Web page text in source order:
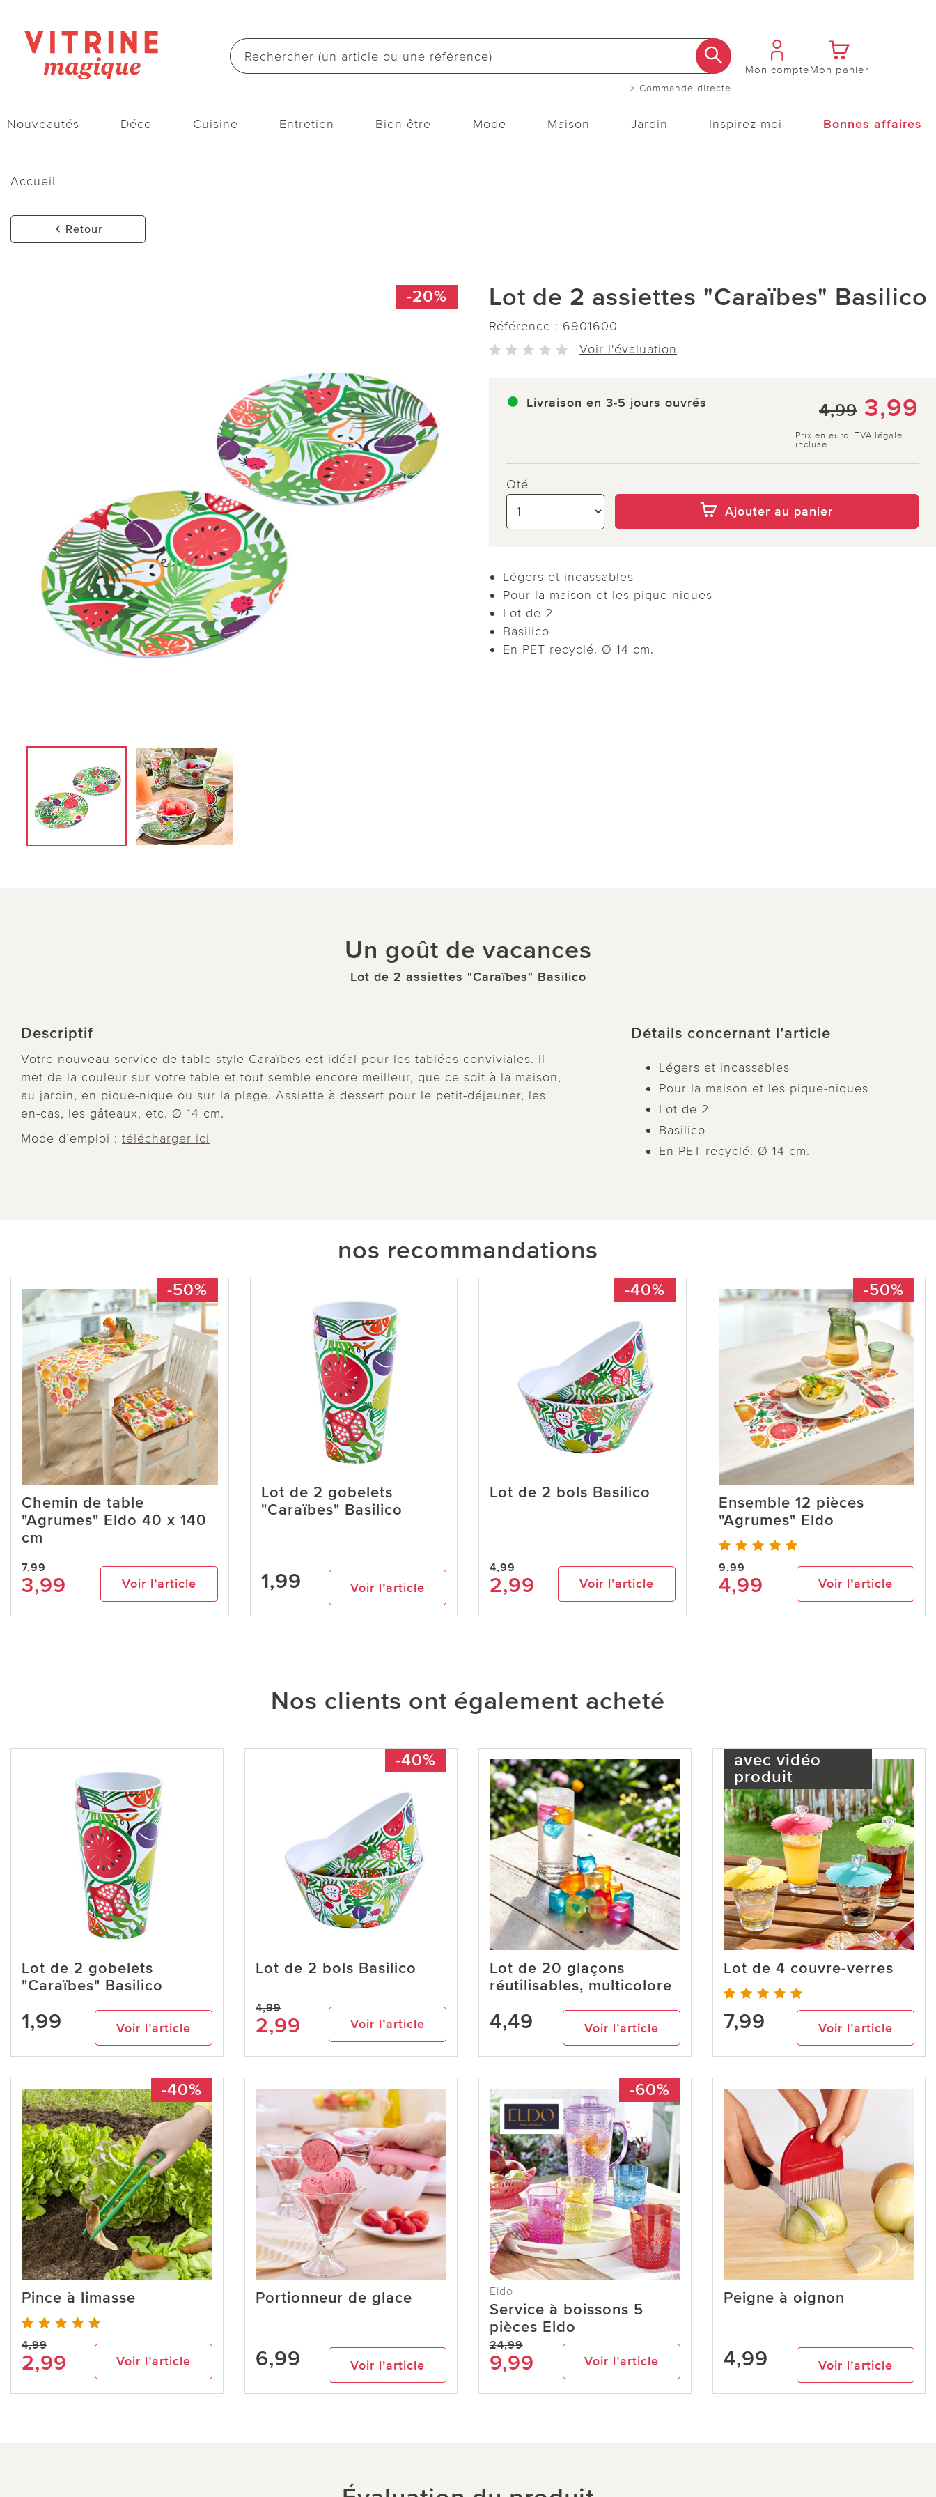
> Commande directe
Mon compteMon panier
Nouveautés Déco Cuisine Entretien Bien-être Mode Maison Jardin Inspirez-moi Bonnes affaires
Accueil
Retour
-20% Lot de 2 assiettes "Caraïbes" Basilico
Référence : 6901600
Voir l'évaluation
Livraison en 3-5 jours ouvrés 4,99 3,99
Prix en euro, TVA légale
incluse
Qté
Ajouter au panier
Légers et incassables
Pour la maison et les pique-niques
Lot de 2
Basilico
En PET recyclé. Ø 14 cm.
Un goût de vacances
Lot de 2 assiettes "Caraïbes" Basilico
Descriptif
Votre nouveau service de table style Caraïbes est idéal pour les tablées conviviales. Il
met de la couleur sur votre table et tout semble encore meilleur, que ce soit à la maison,
au jardin, en pique-nique ou sur la plage. Assiette à dessert pour le petit-déjeuner, les
en-cas, les gâteaux, etc. Ø 14 cm.
Mode d’emploi : télécharger ici
Détails concernant l’article
Légers et incassables
Pour la maison et les pique-niques
Lot de 2
Basilico
En PET recyclé. Ø 14 cm.
nos recommandations
-50%
Chemin de table
"Agrumes" Eldo 40 x 140
cm
7,99
3,99 Voir l’article
Lot de 2 gobelets
"Caraïbes" Basilico
1,99 Voir l’article
-40%
Lot de 2 bols Basilico
4,99
2,99 Voir l’article
-50%
Ensemble 12 pièces
"Agrumes" Eldo
9,99
4,99 Voir l’article
Nos clients ont également acheté
Lot de 2 gobelets
"Caraïbes" Basilico
1,99 Voir l’article
-40%
Lot de 2 bols Basilico
4,99
2,99 Voir l’article
Lot de 20 glaçons
réutilisables, multicolore
4,49 Voir l’article
avec vidéo
produit
Lot de 4 couvre-verres
7,99 Voir l’article
-40%
Pince à limasse
4,99
2,99 Voir l’article
Portionneur de glace
6,99 Voir l’article
-60%
Eldo
Service à boissons 5
pièces Eldo
24,99
9,99 Voir l’article
Peigne à oignon
4,99 Voir l’article